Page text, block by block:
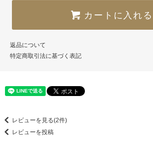
カートに入れる
返品について
特定商取引法に基づく表記
レビューを見る(2件)
レビューを投稿